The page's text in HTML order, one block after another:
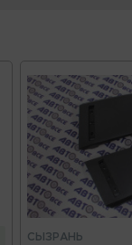
СЫЗРАНЬ